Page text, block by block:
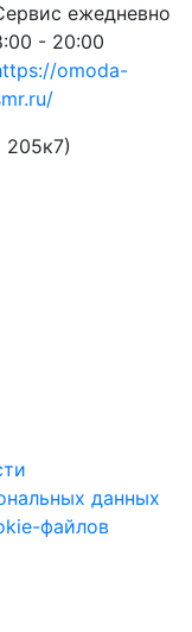
ежедневно
- 20:00
omoda-
205к7)
данных
файлов